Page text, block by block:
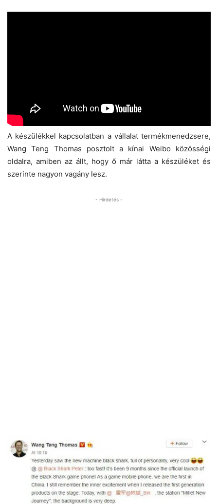
A készülékkel kapcsolatban a vállalat termékmenedzsere,
Wang Teng Thomas posztolt a kínai Weibo közösségi
oldalra, amiben az állt, hogy ő már látta a készüléket és
szerinte nagyon vagány lesz.
- Hirdetés -